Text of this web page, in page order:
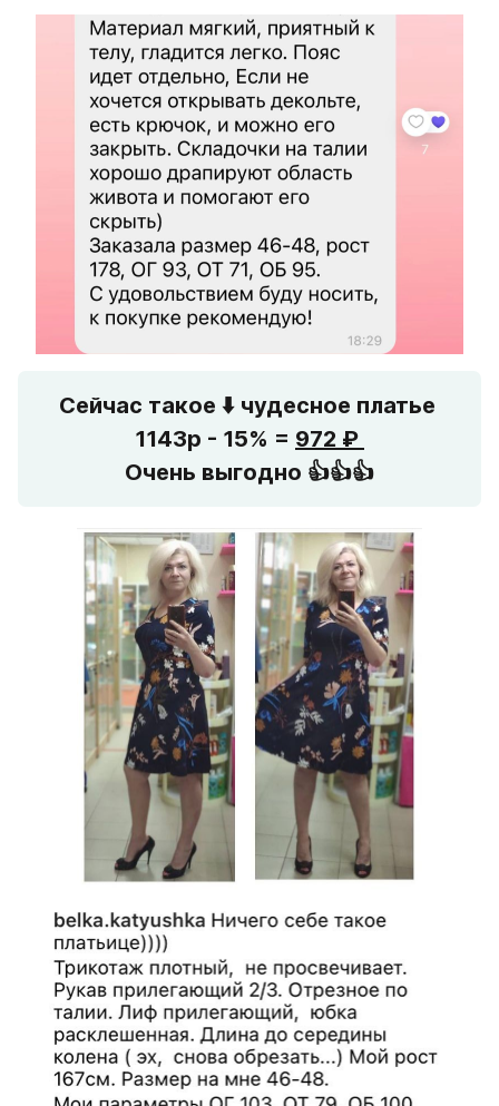
Сейчас такое ⬇️ чудесное платье
1143р - 15% = 972 ₽
Очень выгодно 👍👍👍